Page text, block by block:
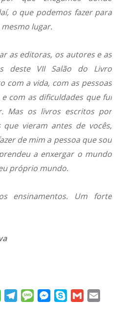
o que podemos fazer para
lugar.
as editoras, os autores e as
deste VII Salão do Livro
com a vida, com as pessoas
com as dificuldades que fui
Mas os livros escritos por
que vieram antes de vocês,
de mim a pessoa que sou
a enxergar o mundo
próprio mundo.
ensinamentos. Um forte
WhatsAppTelegramMessageMessenger
Skype Gmail